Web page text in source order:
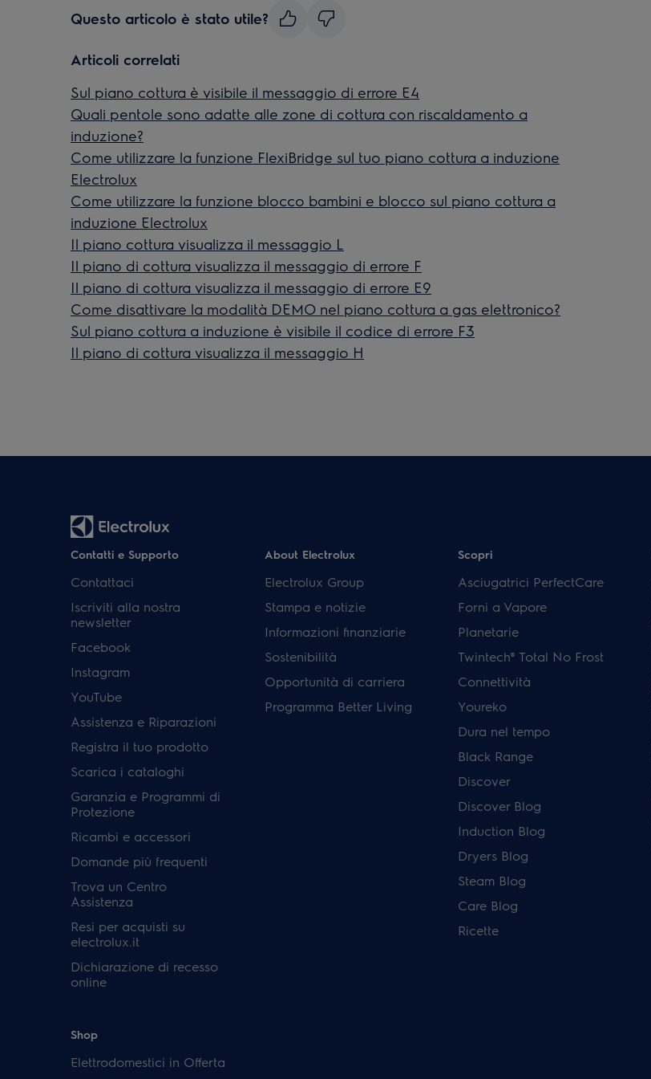
Questo articolo è stato utile?
Articoli correlati
Sul piano cottura è visibile il messaggio di errore E4
Quali pentole sono adatte alle zone di cottura con riscaldamento a
induzione?
Come utilizzare la funzione FlexiBridge sul tuo piano cottura a induzione
Electrolux
Come utilizzare la funzione blocco bambini e blocco sul piano cottura a
induzione Electrolux
Il piano cottura visualizza il messaggio L
Il piano di cottura visualizza il messaggio di errore F
Il piano di cottura visualizza il messaggio di errore E9
Come disattivare la modalità DEMO nel piano cottura a gas elettronico?
Sul piano cottura a induzione è visibile il codice di errore F3
Il piano di cottura visualizza il messaggio H
Contatti e Supporto
Contattaci
Iscriviti alla nostra
newsletter
Facebook
Instagram
YouTube
Assistenza e Riparazioni
Registra il tuo prodotto
Scarica i cataloghi
Garanzia e Programmi di
Protezione
Ricambi e accessori
Domande più frequenti
Trova un Centro
Assistenza
Resi per acquisti su
electrolux.it
Dichiarazione di recesso
online
About Electrolux
Electrolux Group
Stampa e notizie
Informazioni finanziarie
Sostenibilità
Opportunità di carriera
Programma Better Living
Scopri
Asciugatrici PerfectCare
Forni a Vapore
Planetarie
Twintech® Total No Frost
Connettività
Youreko
Dura nel tempo
Black Range
Discover
Discover Blog
Induction Blog
Dryers Blog
Steam Blog
Care Blog
Ricette
Shop
Elettrodomestici in Offerta